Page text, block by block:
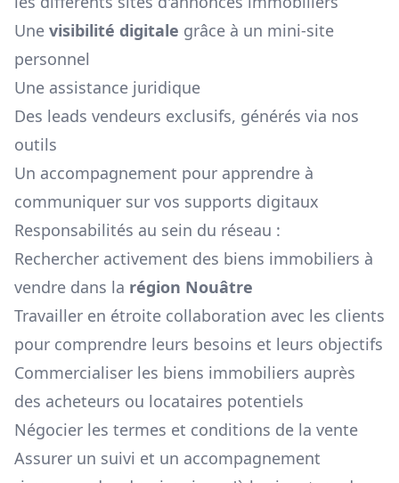
Une visibilité digitale grâce à un mini-site
personnel
Une assistance juridique
Des leads vendeurs exclusifs, générés via nos
outils
Un accompagnement pour apprendre à
communiquer sur vos supports digitaux
Responsabilités au sein du réseau :
Rechercher activement des biens immobiliers à
vendre dans la région Nouâtre
Travailler en étroite collaboration avec les clients
pour comprendre leurs besoins et leurs objectifs
Commercialiser les biens immobiliers auprès
des acheteurs ou locataires potentiels
Négocier les termes et conditions de la vente
Assurer un suivi et un accompagnement